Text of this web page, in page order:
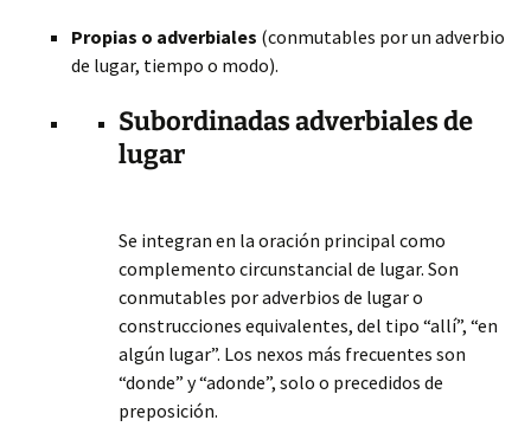
Propias o adverbiales (conmutables por un adverbio
de lugar, tiempo o modo).
Subordinadas adverbiales de
lugar
Se integran en la oración principal como
complemento circunstancial de lugar. Son
conmutables por adverbios de lugar o
construcciones equivalentes, del tipo “allí”, “en
algún lugar”. Los nexos más frecuentes son
“donde” y “adonde”, solo o precedidos de
preposición.